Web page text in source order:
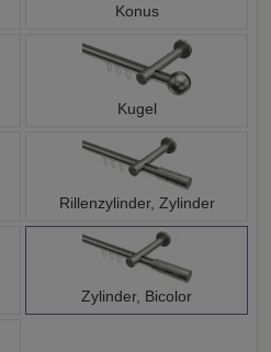
Konus
Kugel
Rillenzylinder, Zylinder
Zylinder, Bicolor